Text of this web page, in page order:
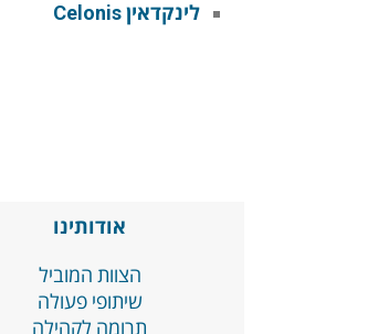
לינקדאין Celonis
אודותינו
הצוות המוביל
שיתופי פעולה
תרומה לקהילה